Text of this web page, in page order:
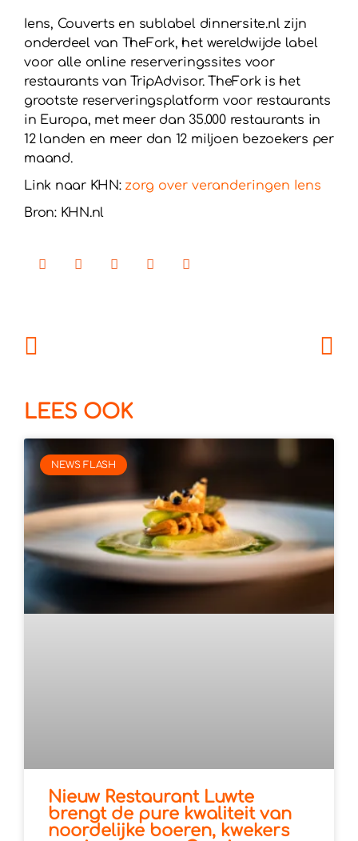
Iens, Couverts en sublabel dinnersite.nl zijn
onderdeel van TheFork, het wereldwijde label
voor alle online reserveringssites voor
restaurants van TripAdvisor. TheFork is het
grootste reserveringsplatform voor restaurants
in Europa, met meer dan 35.000 restaurants in
12 landen en meer dan 12 miljoen bezoekers per
maand.
Link naar KHN: zorg over veranderingen Iens
Bron: KHN.nl
LEES OOK
NEWS FLASH
Nieuw Restaurant Luwte
brengt de pure kwaliteit van
noordelijke boeren, kwekers